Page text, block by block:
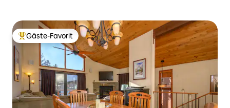
Beliebter Gäste-Favorit.
Gäste-Favorit